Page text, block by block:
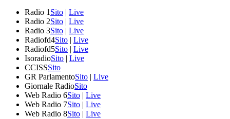
Radio 1 Sito | Live
Radio 2Sito | Live
Radio 3Sito | Live
Radiofd4Sito | Live
Radiofd5Sito | Live
IsoradioSito | Live
CCISSSito
GR ParlamentoSito | Live
Giornale RadioSito
Web Radio 6Sito | Live
Web Radio 7Sito | Live
Web Radio 8Sito | Live